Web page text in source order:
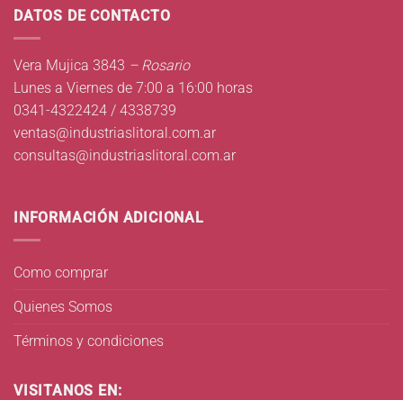
DATOS DE CONTACTO
Vera Mujica 3843 – Rosario
Lunes a Viernes de 7:00 a 16:00 horas
0341-4322424 / 4338739
ventas@industriaslitoral.com.ar
consultas@industriaslitoral.com.ar
INFORMACIÓN ADICIONAL
Como comprar
Quienes Somos
Términos y condiciones
VISITANOS EN: